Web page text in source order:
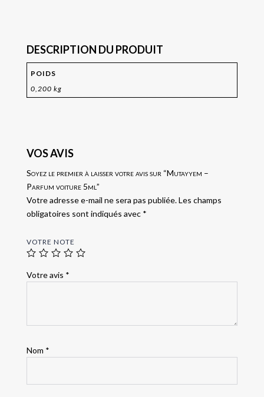
DESCRIPTION DU PRODUIT
POIDS
0,200 kg
VOS AVIS
Soyez le premier à laisser votre avis sur “Mutayyem –
Parfum voiture 5ml”
Votre adresse e-mail ne sera pas publiée.Les champs
obligatoires sont indiqués avec *
VOTRE NOTE
Votre avis *
Nom *